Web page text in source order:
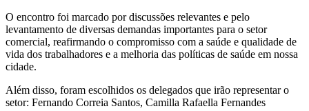
O encontro foi marcado por discussões relevantes e pelo
levantamento de diversas demandas importantes para o setor
comercial, reafirmando o compromisso com a saúde e qualidade de
vida dos trabalhadores e a melhoria das políticas de saúde em nossa
cidade.
Além disso, foram escolhidos os delegados que irão representar o
setor: Fernando Correia Santos, Camilla Rafaella Fernandes